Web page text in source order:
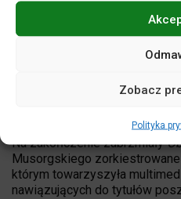
Zobacz
Polityka
Koncert wiolonczelowy Es-dur
Szostakowicza – była to
wymagająca zarówno od
skupienia i perfekcyjnej
Salę wypełnili nie tylko
młodzież, która skorzystała z
Na zakończenie zabrzmiały
Musorgskiego
którym towarzyszyła
nawiązujących do tytułów